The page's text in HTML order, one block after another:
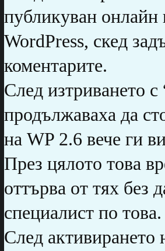
публикуван онлайн
WordPress, скед
коментарите.
След изтриването
продължаваха да
на WP 2.6 вече ги
През цялото това
оттърва от тях без
специалист по това.
След активирането